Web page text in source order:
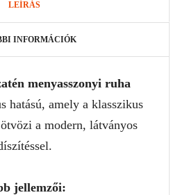
LEÍRÁS
INFORMÁCIÓK
menyasszonyi ruha
hatású, amely a klasszikus
a modern, látványos
jellemzői: